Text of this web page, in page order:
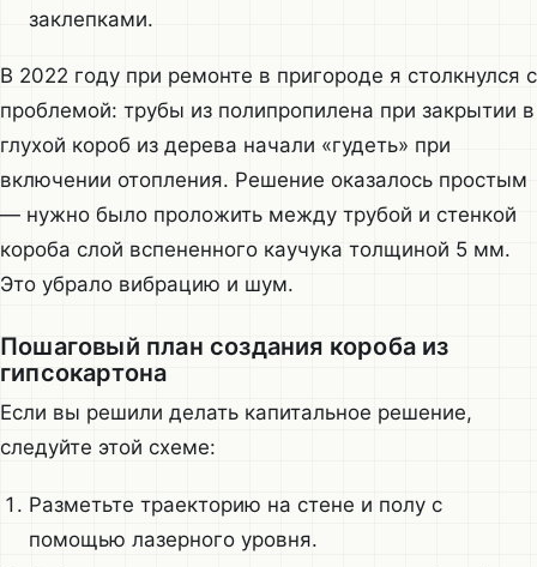
заклепками.
В 2022 году при ремонте в пригороде я столкнулся с
проблемой: трубы из полипропилена при закрытии в
глухой короб из дерева начали «гудеть» при
включении отопления. Решение оказалось простым
— нужно было проложить между трубой и стенкой
короба слой вспененного каучука толщиной 5 мм.
Это убрало вибрацию и шум.
Пошаговый план создания короба из
гипсокартона
Если вы решили делать капитальное решение,
следуйте этой схеме:
Разметьте траекторию на стене и полу с
помощью лазерного уровня.